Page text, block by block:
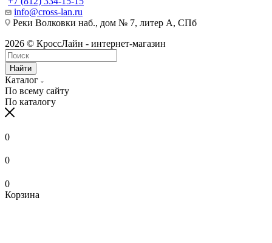
info@cross-lan.ru
Реки Волковки наб., дом № 7, литер А, СПб
2026 © КроссЛайн - интернет-магазин
Найти
Каталог
По всему сайту
По каталогу
0
0
0
Корзина